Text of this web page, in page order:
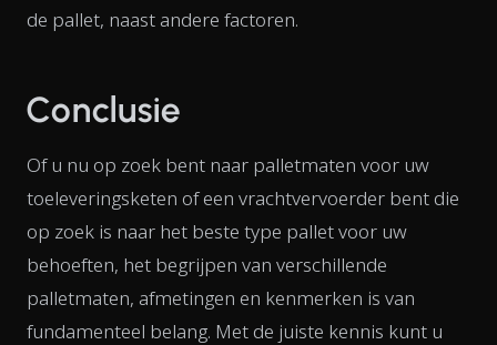
de pallet, naast andere factoren.
Conclusie
Of u nu op zoek bent naar palletmaten voor uw
toeleveringsketen of een vrachtvervoerder bent die
op zoek is naar het beste type pallet voor uw
behoeften, het begrijpen van verschillende
palletmaten, afmetingen en kenmerken is van
fundamenteel belang. Met de juiste kennis kunt u